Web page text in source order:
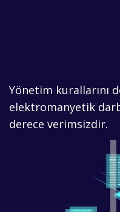
Yönetim kurallarını
elektromanyetik
derece verimsizdir.